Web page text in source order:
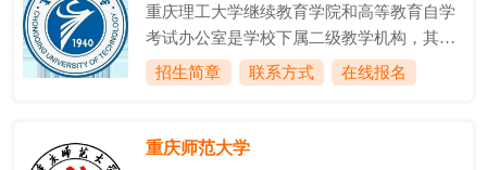
学;199...
展过程中，坚守国家的教育政策和法律法
规，积极与地方政府和企事业单位合作，坚
定走联合办学之路;不断调整专业设置，以适
立、合并、改革等发展过程后，我校继续教
重庆理工大学继续教育学院和高等教育自学
考试办公室是学校下属二级教学机构，其主
要职责是归口管理学校所开展的成人高等学
历教育、高等教育自学考试助学以及非学历
办公室)、成教部、自考部、培训部等四个科
招生简章 联系方式 在线报名
重庆师范大学